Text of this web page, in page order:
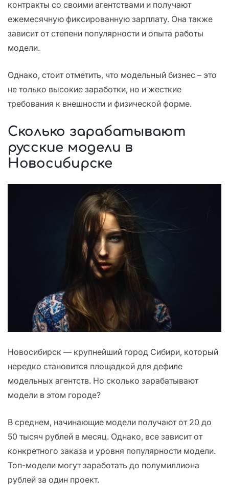
контракты со своими агентствами и получают
ежемесячную фиксированную зарплату. Она также
зависит от степени популярности и опыта работы
модели.
Однако, стоит отметить, что модельный бизнес – это
не только высокие заработки, но и жесткие
требования к внешности и физической форме.
Сколько зарабатывают
русские модели в
Новосибирске
Новосибирск — крупнейший город Сибири, который
нередко становится площадкой для дефиле
модельных агентств. Но сколько зарабатывают
модели в этом городе?
В среднем, начинающие модели получают от 20 до
50 тысяч рублей в месяц. Однако, все зависит от
конкретного заказа и уровня популярности модели.
Топ-модели могут заработать до полумиллиона
рублей за один проект.